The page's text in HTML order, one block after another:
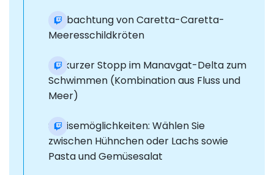
Beobachtung von Caretta-Caretta-
Meeresschildkröten
Ein kurzer Stopp im Manavgat-Delta zum
Schwimmen (Kombination aus Fluss und
Meer)
Speisemöglichkeiten: Wählen Sie
zwischen Hühnchen oder Lachs sowie
Pasta und Gemüsesalat